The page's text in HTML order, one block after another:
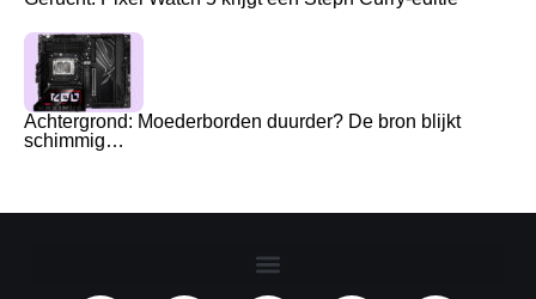
Achtergrond: Moederborden duurder? De bron blijkt
schimmig…